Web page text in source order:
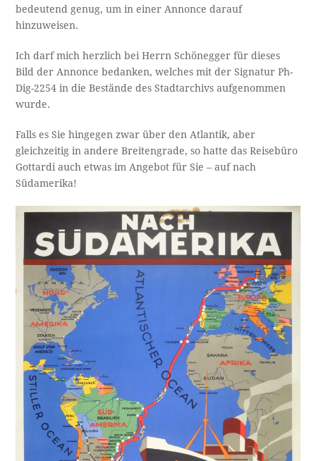
bedeutend genug, um in einer Annonce darauf
hinzuweisen.
Ich darf mich herzlich bei Herrn Schönegger für dieses
Bild der Annonce bedanken, welches mit der Signatur Ph-
Dig-2254 in die Bestände des Stadtarchivs aufgenommen
wurde.
Falls es Sie hingegen zwar über den Atlantik, aber
gleichzeitig in andere Breitengrade, so hatte das Reisebüro
Gottardi auch etwas im Angebot für Sie – auf nach
Südamerika!